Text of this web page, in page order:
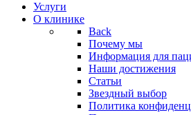
Услуги
О клинике
Back
Почему мы
Информация для
Наши достижения
Статьи
Звездный выбор
Политика